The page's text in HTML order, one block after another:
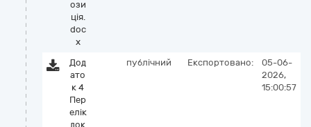
ози
ція.
doc
x
Дод
ато
к 4
Пер
елік
док
публічний Експортовано:
05-06-
2026,
15:00:57